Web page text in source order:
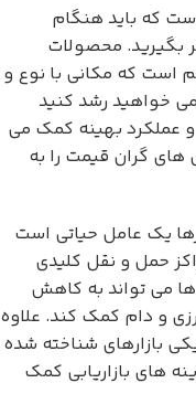
که باید هنگام
بگیرید. محصولات
است که مکانی با نوع و
خواهید رشد کنید
و عملکرد بهینه کمک می
گران قیمت را به
یک عامل حیاتی است
حمل و نقل کلیدی
ها می تواند به کاهش
و دام کمک کند. علاوه
بازارهای شناخته شده
های بازاریابی کمک